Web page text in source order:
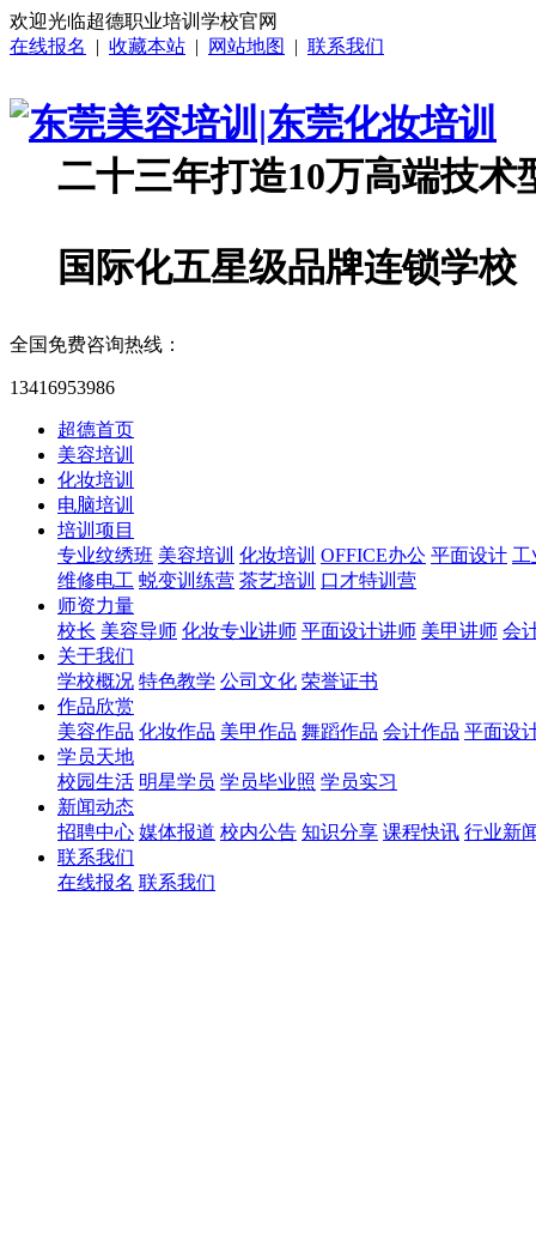
欢迎光临超德职业培训学校官网
在线报名
| 收藏本站 | 网站地图 | 联系我们
二十三年打造10万高端技术
国际化五星级品牌连锁学校
全国免费咨询热线：
13416953986
超德首页
美容培训
化妆培训
电脑培训
培训项目
专业纹绣班 美容培训 化妆培训 OFFICE办公 平面设计 工
维修电工 蜕变训练营 茶艺培训 口才特训营
师资力量
校长 美容导师 化妆专业讲师 平面设计讲师 美甲讲师 会
关于我们
学校概况 特色教学 公司文化 荣誉证书
作品欣赏
美容作品 化妆作品 美甲作品 舞蹈作品 会计作品 平面设
学员天地
校园生活 明星学员 学员毕业照 学员实习
新闻动态
招聘中心 媒体报道 校内公告 知识分享 课程快讯 行业新
联系我们
在线报名 联系我们